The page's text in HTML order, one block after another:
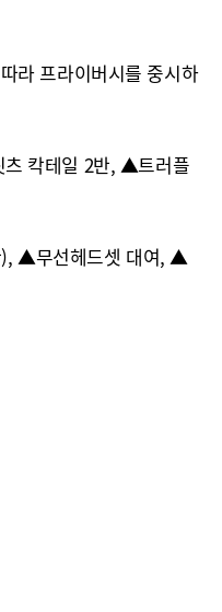
라 프라이버시를 중시하
츠 칵테일 2반, ▲트러플
), ▲무선헤드셋 대여, ▲